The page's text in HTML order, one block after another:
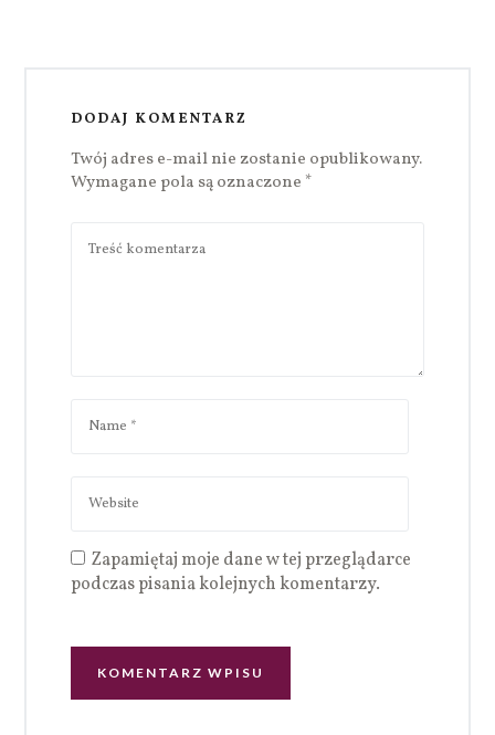
DODAJ KOMENTARZ
Twój adres e-mail nie zostanie opublikowany.
Wymagane pola są oznaczone *
Zapamiętaj moje dane w tej przeglądarce
podczas pisania kolejnych komentarzy.